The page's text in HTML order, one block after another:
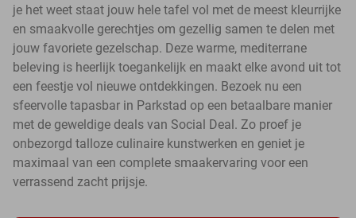
je het weet staat jouw hele tafel vol met de meest kleurrijke
en smaakvolle gerechtjes om gezellig samen te delen met
jouw favoriete gezelschap. Deze warme, mediterrane
beleving is heerlijk toegankelijk en maakt elke avond uit tot
een feestje vol nieuwe ontdekkingen. Bezoek nu een
sfeervolle tapasbar in Parkstad op een betaalbare manier
met de geweldige deals van Social Deal. Zo proef je
onbezorgd talloze culinaire kunstwerken en geniet je
maximaal van een complete smaakervaring voor een
verrassend zacht prijsje.